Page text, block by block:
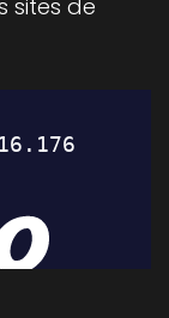
sites de